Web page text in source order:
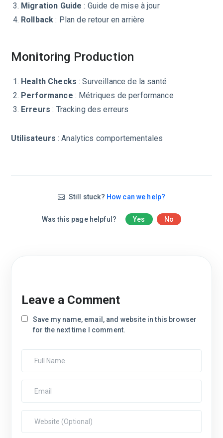
Migration Guide : Guide de mise à jour
Rollback : Plan de retour en arrière
Monitoring Production
Health Checks : Surveillance de la santé
Performance : Métriques de performance
Erreurs : Tracking des erreurs
Utilisateurs : Analytics comportementales
Still stuck? How can we help?
Was this page helpful? Yes No
Leave a Comment
Save my name, email, and website in this browser
for the next time I comment.